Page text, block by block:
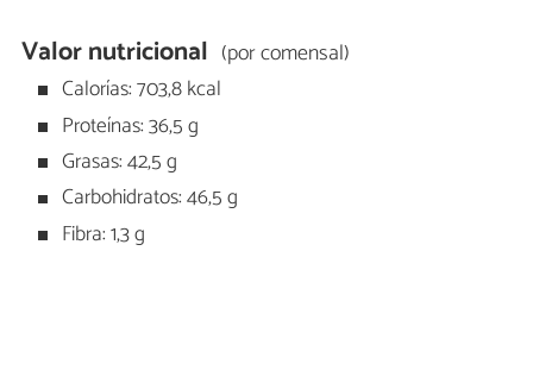
Valor nutricional (por comensal)
Calorías: 703,8 kcal
Proteínas: 36,5 g
Grasas: 42,5 g
Carbohidratos: 46,5 g
Fibra: 1,3 g